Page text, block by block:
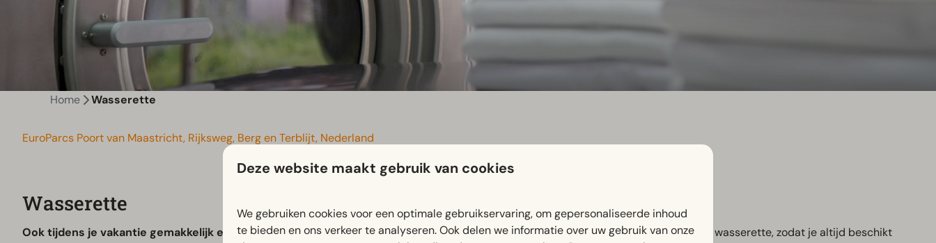
Home Wasserette
EuroParcs Poort van Maastricht, Rijksweg, Berg en Terblijt, Nederland
Wasserette
Ook tijdens je vakantie gemakkelijk een was draaien.Op EuroParcs Poort van Maastricht kun je 24 uur per dag gebruikmaken van de wasserette, zodat je altijd beschikt
Deze website maakt gebruik van cookies
We gebruiken cookies voor een optimale gebruikservaring, om gepersonaliseerde inhoud
te bieden en ons verkeer te analyseren. Ook delen we informatie over uw gebruik van onze